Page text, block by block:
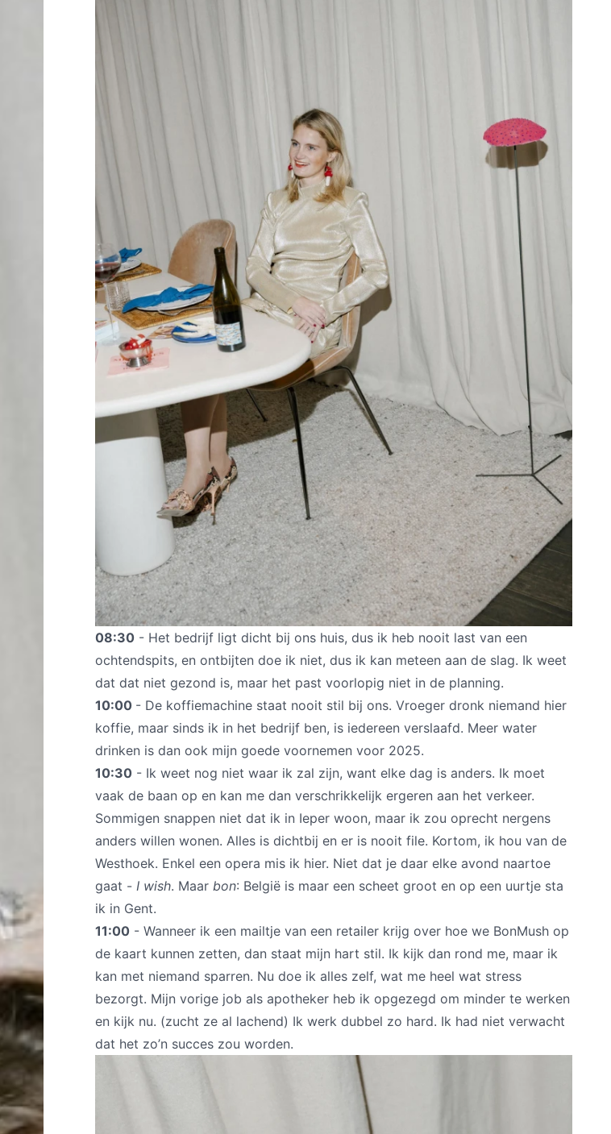
08:30 - Het bedrijf ligt dicht bij ons huis, dus ik heb nooit last van een
ochtendspits, en ontbijten doe ik niet, dus ik kan meteen aan de slag. Ik weet
dat dat niet gezond is, maar het past voorlopig niet in de planning.
10:00 - De koffiemachine staat nooit stil bij ons. Vroeger dronk niemand hier
koffie, maar sinds ik in het bedrijf ben, is iedereen verslaafd. Meer water
drinken is dan ook mijn goede voornemen voor 2025.
10:30 - Ik weet nog niet waar ik zal zijn, want elke dag is anders. Ik moet
vaak de baan op en kan me dan verschrikkelijk ergeren aan het verkeer.
Sommigen snappen niet dat ik in Ieper woon, maar ik zou oprecht nergens
anders willen wonen. Alles is dichtbij en er is nooit file. Kortom, ik hou van de
Westhoek. Enkel een opera mis ik hier. Niet dat je daar elke avond naartoe
gaat - I wish. Maar bon: België is maar een scheet groot en op een uurtje sta
ik in Gent.
11:00 - Wanneer ik een mailtje van een retailer krijg over hoe we BonMush op
de kaart kunnen zetten, dan staat mijn hart stil. Ik kijk dan rond me, maar ik
kan met niemand sparren. Nu doe ik alles zelf, wat me heel wat stress
bezorgt. Mijn vorige job als apotheker heb ik opgezegd om minder te werken
en kijk nu. (zucht ze al lachend) Ik werk dubbel zo hard. Ik had niet verwacht
dat het zo’n succes zou worden.